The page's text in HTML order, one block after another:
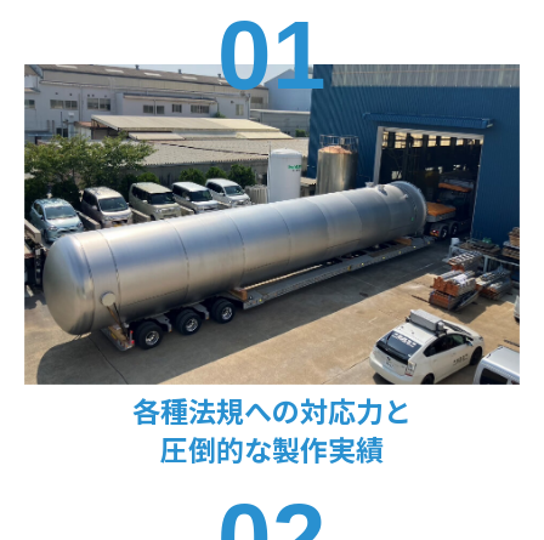
01
各種法規への対応力と
圧倒的な製作実績